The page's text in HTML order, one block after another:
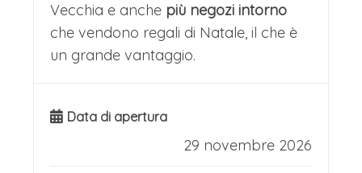
Vecchia e anche più negozi intorno
che vendono regali di Natale, il che è
un grande vantaggio.
Data di apertura
29 novembre 2026